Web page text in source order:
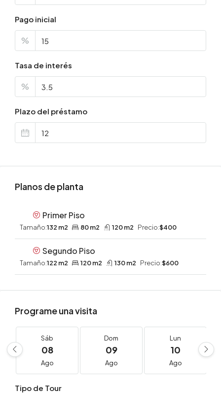
Pago inicial
%
Tasa de interés
%
Plazo del préstamo
Planos de planta
Primer Piso
Tamaño:132 m2 80 m2 120 m2 Precio:$400
Segundo Piso
Tamaño:122 m2 120 m2 130 m2 Precio:$600
Programe una visita
Sáb
08
Ago
Dom
09
Ago
Lun
10
Ago
Tipo de Tour